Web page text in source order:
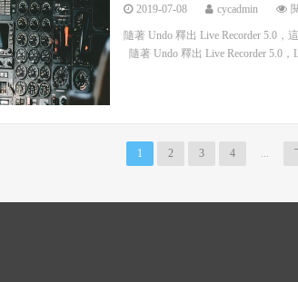
2019-07-08 cycadmin
隨著 Undo 釋出 Live Recorder 5.0
隨著 Undo 釋出 Live Recorder 5.0，
1 2 3 4 ...